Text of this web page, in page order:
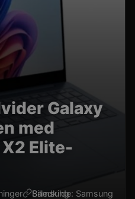
Galaxy
med
Elite-
Samsung
Billedkilde: Samsung